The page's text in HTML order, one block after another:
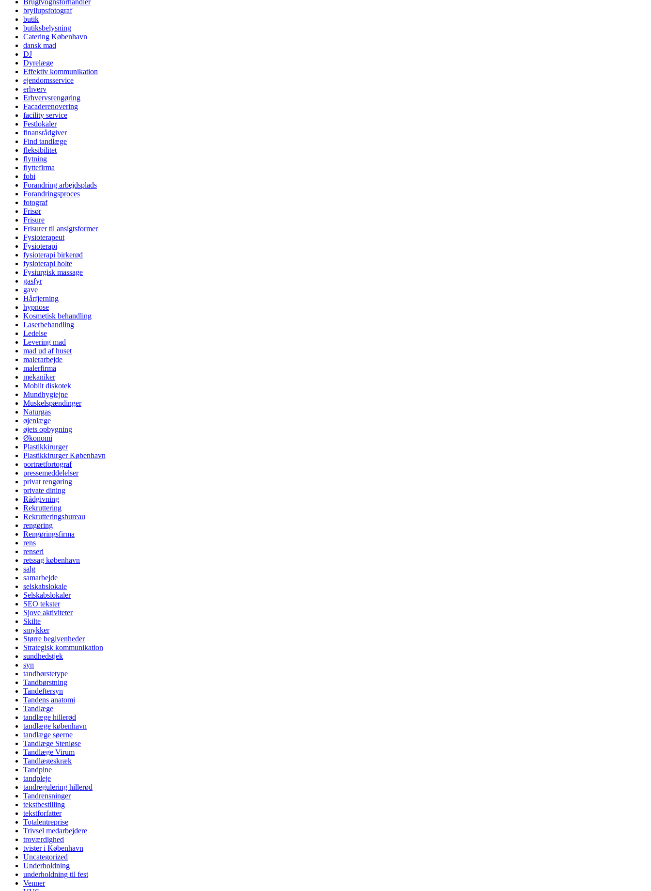
Brugtvognsforhandler
bryllupsfotograf
butik
butiksbelysning
Catering København
dansk mad
DJ
Dyrelæge
Effektiv kommunikation
ejendomsservice
erhverv
Erhvervsrengøring
Facaderenovering
facility service
Festlokaler
finansrådgiver
Find tandlæge
fleksibilitet
flytning
flyttefirma
fobi
Forandring arbejdsplads
Forandringsproces
fotograf
Frisør
Frisure
Frisurer til ansigtsformer
Fysioterapeut
Fysioterapi
fysioterapi birkerød
fysioterapi holte
Fysiurgisk massage
gasfyr
gave
Hårfjerning
hypnose
Kosmetisk behandling
Laserbehandling
Ledelse
Levering mad
mad ud af huset
malerarbejde
malerfirma
mekaniker
Mobilt diskotek
Mundhygiejne
Muskelspændinger
Naturgas
øjenlæge
øjets opbygning
Økonomi
Plastikkirurger
Plastikkirurger København
portrætfortograf
pressemeddelelser
privat rengøring
private dining
Rådgivning
Rekruttering
Rekrutteringsbureau
rengøring
Rengøringsfirma
rens
renseri
retssag københavn
salg
samarbejde
selskabslokale
Selskabslokaler
SEO tekster
Sjove aktiviteter
Skilte
smykker
Større begivenheder
Strategisk kommunikation
sundhedstjek
syn
tandbørstetype
Tandbørstning
Tandeftersyn
Tandens anatomi
Tandlæge
tandlæge hillerød
tandlæge københavn
tandlæge søerne
Tandlæge Stenløse
Tandlæge Virum
Tandlægeskræk
Tandpine
tandpleje
tandregulering hillerød
Tandrensninger
tekstbestilling
tekstforfatter
Totalentreprise
Trivsel medarbejdere
troværdighed
tvister i København
Uncategorized
Underholdning
underholdning til fest
Venner